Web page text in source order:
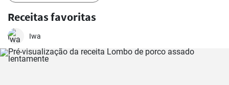
Receitas favoritas
Iwa